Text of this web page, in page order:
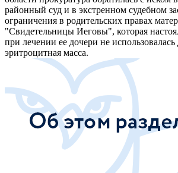
районный суд и в экстренном судебном
ограничения в родительских правах
"Свидетельницы Иеговы", которая
при лечении ее дочери не использовалась
эритроцитная масса.